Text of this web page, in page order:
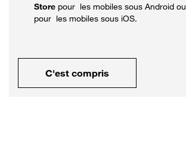
Store pour les mobiles sous Android ou
pour les mobiles sous iOS.
C'est compris